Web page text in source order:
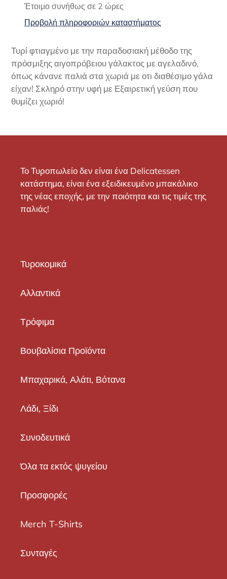
καλάθι
Έτοιμο συνήθως σε 2 ώρες
Προβολή πληροφοριών καταστήματος
Τυρί φτιαγμένο με την παραδοσιακή μέθοδο της
πρόσμιξης αιγοπρόβειου γάλακτος με αγελαδινό,
όπως κάνανε παλιά στα χωριά με οτι διαθέσιμο γάλα
είχαν! Σκληρό στην υφή με Εξαιρετική γεύση που
θυμίζει χωριό!
Το Τυροπωλείο δεν είναι ένα Delicatessen
κατάστημα, είναι ένα εξειδικευμένο μπακάλικο
της νέας εποχής, με την ποιότητα και τις τιμές της
παλιάς!
Τυροκομικά
Αλλαντικά
Τρόφιμα
Βουβαλίσια Προϊόντα
Μπαχαρικά, Αλάτι, Βότανα
Λάδι, Ξίδι
Συνοδευτικά
Όλα τα εκτός ψυγείου
Προσφορές
Merch T-Shirts
Συνταγές